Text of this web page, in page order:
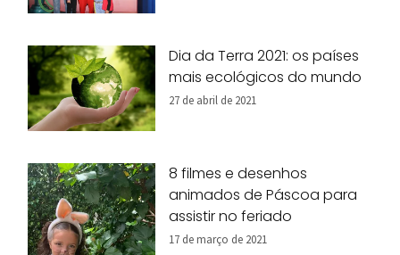
Dia da Terra 2021: os países
mais ecológicos do mundo
27 de abril de 2021
8 filmes e desenhos
animados de Páscoa para
assistir no feriado
17 de março de 2021